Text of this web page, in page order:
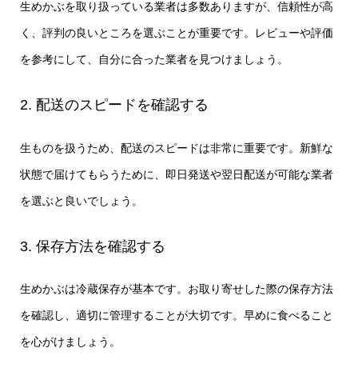
生めかぶを取り扱っている業者は多数ありますが、信頼性が高
く、評判の良いところを選ぶことが重要です。レビューや評価
を参考にして、自分に合った業者を見つけましょう。
2. 配送のスピードを確認する
生ものを扱うため、配送のスピードは非常に重要です。新鮮な
状態で届けてもらうために、即日発送や翌日配送が可能な業者
を選ぶと良いでしょう。
3. 保存方法を確認する
生めかぶは冷蔵保存が基本です。お取り寄せした際の保存方法
を確認し、適切に管理することが大切です。早めに食べること
を心がけましょう。